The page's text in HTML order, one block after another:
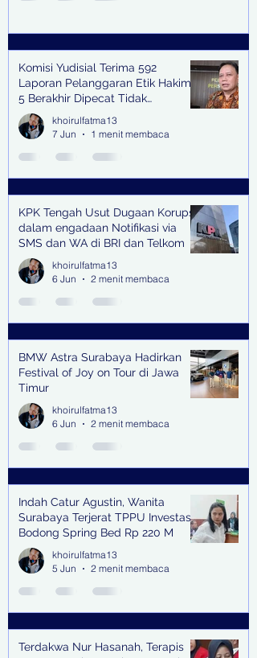
Komisi Yudisial Terima 592
Laporan Pelanggaran Etik Hakim,
5 Berakhir Dipecat Tidak
Terhormat
khoirulfatma13
7 Jun
1 menit membaca
KPK Tengah Usut Dugaan Korupsi
dalam engadaan Notifikasi via
SMS dan WA di BRI dan Telkom
khoirulfatma13
6 Jun
2 menit membaca
BMW Astra Surabaya Hadirkan
Festival of Joy on Tour di Jawa
Timur
khoirulfatma13
6 Jun
2 menit membaca
Indah Catur Agustin, Wanita
Surabaya Terjerat TPPU Investasi
Bodong Spring Bed Rp 220 M
khoirulfatma13
5 Jun
2 menit membaca
Terdakwa Nur Hasanah, Terapis